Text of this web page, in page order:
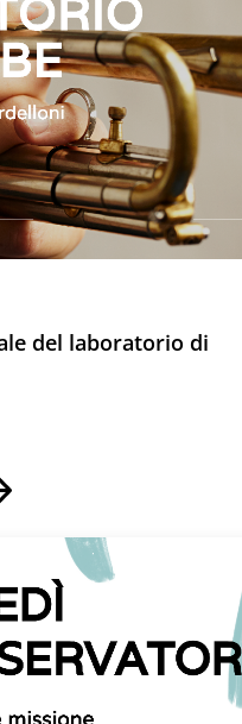
del laboratorio di